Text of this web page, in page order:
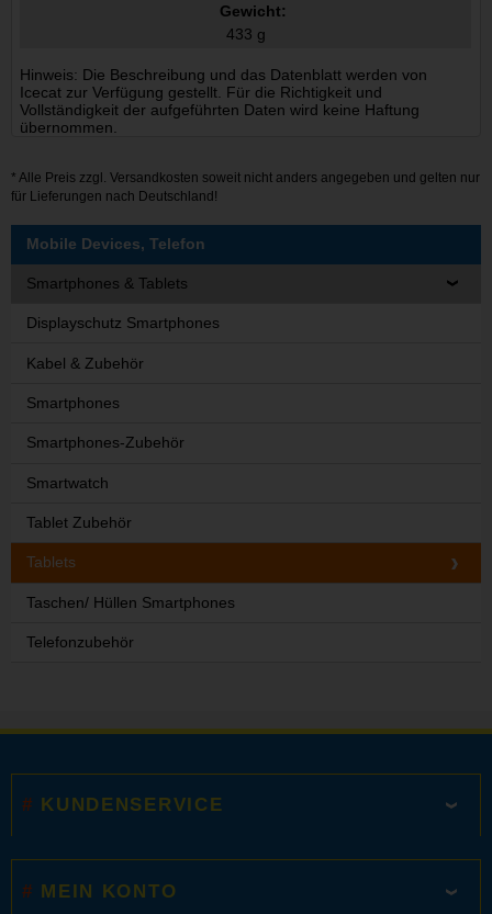
Gewicht:
433 g
Hinweis: Die Beschreibung und das Datenblatt werden von
Icecat zur Verfügung gestellt. Für die Richtigkeit und
Vollständigkeit der aufgeführten Daten wird keine Haftung
übernommen.
* Alle Preis zzgl. Versandkosten soweit nicht anders angegeben und gelten nur
für Lieferungen nach Deutschland!
Mobile Devices, Telefon
Smartphones & Tablets
Displayschutz Smartphones
Kabel & Zubehör
Smartphones
Smartphones-Zubehör
Smartwatch
Tablet Zubehör
Tablets
Taschen/ Hüllen Smartphones
Telefonzubehör
KUNDENSERVICE
MEIN KONTO